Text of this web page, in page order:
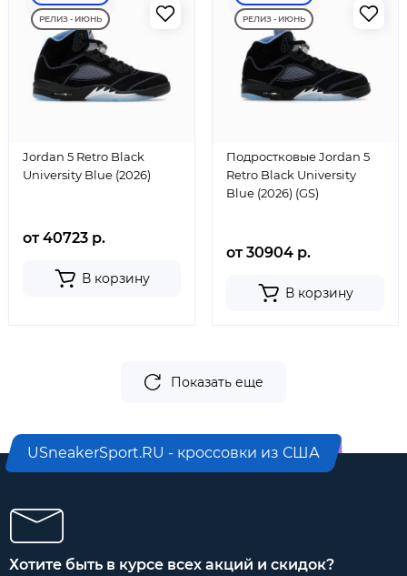
РЕЛИЗ - ИЮНЬ
Jordan 5 Retro Black
University Blue (2026)
от 40723 р.
В корзину
РЕЛИЗ - ИЮНЬ
Подростковые Jordan 5
Retro Black University
Blue (2026) (GS)
от 30904 р.
В корзину
Показать еще
USneakerSport.RU - кроссовки из США
Хотите быть в курсе всех акций и скидок?